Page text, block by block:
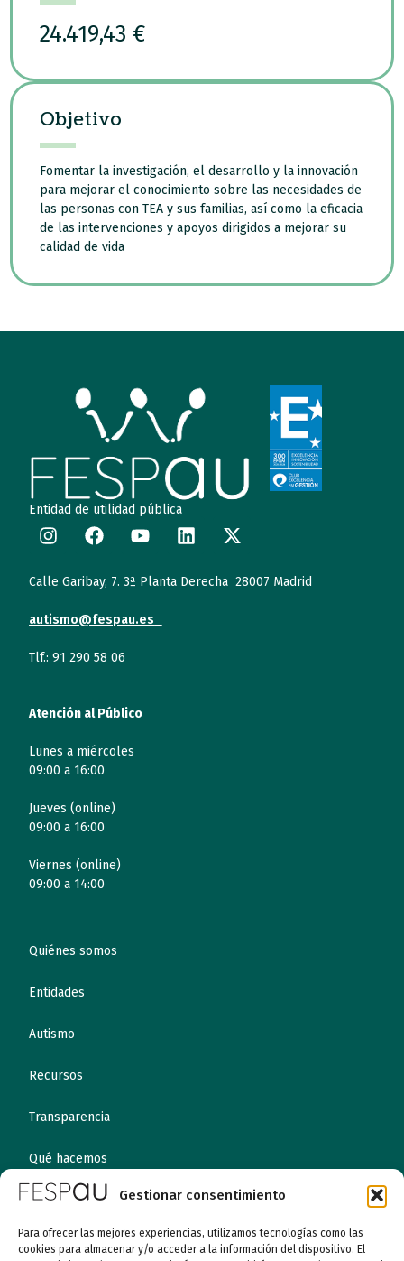
Gestionar consentimiento
Para ofrecer las mejores experiencias, utilizamos tecnologías como las
cookies para almacenar y/o acceder a la información del dispositivo. El
24.419,43 €
Objetivo
Fomentar la investigación, el desarrollo y la innovación
para mejorar el conocimiento sobre las necesidades de
las personas con TEA y sus familias, así como la eficacia
de las intervenciones y apoyos dirigidos a mejorar su
calidad de vida
Entidad de utilidad pública
Calle Garibay, 7. 3ª Planta Derecha 28007 Madrid
autismo@fespau.es
Tlf.: 91 290 58 06
Atención al Público
Lunes a miércoles
09:00 a 16:00
Jueves (online)
09:00 a 16:00
Viernes (online)
09:00 a 14:00
Quiénes somos
Entidades
Autismo
Recursos
Transparencia
Qué hacemos
Noticias